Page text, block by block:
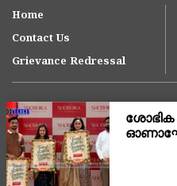
Home
Contact Us
Grievance Redressal
Copyright © 2007-